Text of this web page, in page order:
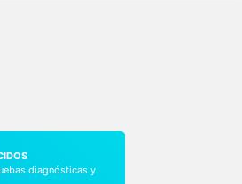
diagnósticas y